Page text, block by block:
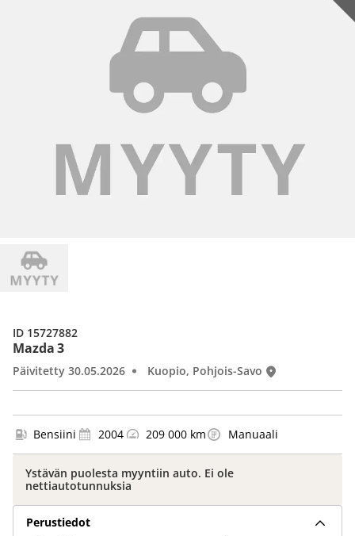
Mazda 3
Päivitetty 30.05.2026 Kuopio, Pohjois-Savo
ID 15727882
Bensiini 2004 209 000 km Manuaali
Ystävän puolesta myyntiin auto. Ei ole
nettiautotunnuksia
Perustiedot